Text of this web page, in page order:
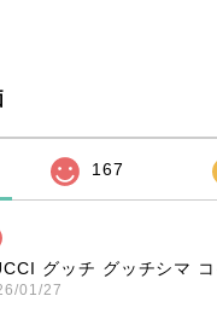
167
グッチ グッチシマ
01/27